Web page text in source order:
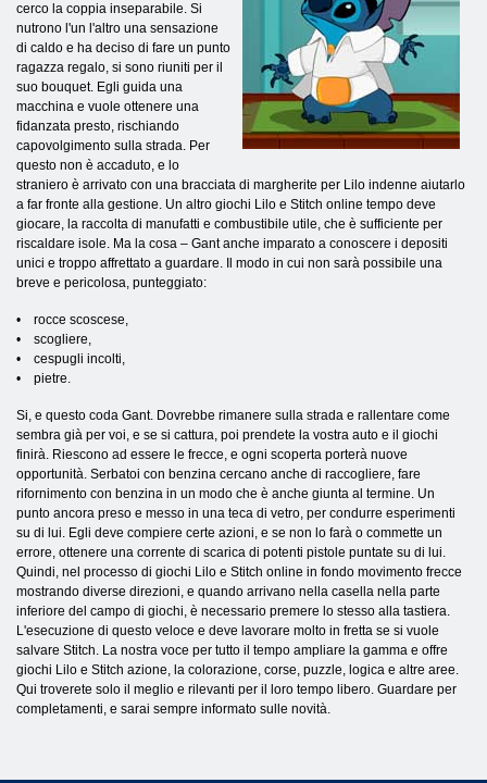
cerco la coppia inseparabile. Si
nutrono l'un l'altro una sensazione
di caldo e ha deciso di fare un punto
ragazza regalo, si sono riuniti per il
suo bouquet. Egli guida una
macchina e vuole ottenere una
fidanzata presto, rischiando
capovolgimento sulla strada. Per
questo non è accaduto, e lo
straniero è arrivato con una bracciata di margherite per Lilo indenne aiutarlo
a far fronte alla gestione. Un altro giochi Lilo e Stitch online tempo deve
giocare, la raccolta di manufatti e combustibile utile, che è sufficiente per
riscaldare isole. Ma la cosa – Gant anche imparato a conoscere i depositi
unici e troppo affrettato a guardare. Il modo in cui non sarà possibile una
breve e pericolosa, punteggiato:
• rocce scoscese,
• scogliere,
• cespugli incolti,
• pietre.
Si, e questo coda Gant. Dovrebbe rimanere sulla strada e rallentare come
sembra già per voi, e se si cattura, poi prendete la vostra auto e il giochi
finirà. Riescono ad essere le frecce, e ogni scoperta porterà nuove
opportunità. Serbatoi con benzina cercano anche di raccogliere, fare
rifornimento con benzina in un modo che è anche giunta al termine. Un
punto ancora preso e messo in una teca di vetro, per condurre esperimenti
su di lui. Egli deve compiere certe azioni, e se non lo farà o commette un
errore, ottenere una corrente di scarica di potenti pistole puntate su di lui.
Quindi, nel processo di giochi Lilo e Stitch online in fondo movimento frecce
mostrando diverse direzioni, e quando arrivano nella casella nella parte
inferiore del campo di giochi, è necessario premere lo stesso alla tastiera.
L'esecuzione di questo veloce e deve lavorare molto in fretta se si vuole
salvare Stitch. La nostra voce per tutto il tempo ampliare la gamma e offre
giochi Lilo e Stitch azione, la colorazione, corse, puzzle, logica e altre aree.
Qui troverete solo il meglio e rilevanti per il loro tempo libero. Guardare per
completamenti, e sarai sempre informato sulle novità.